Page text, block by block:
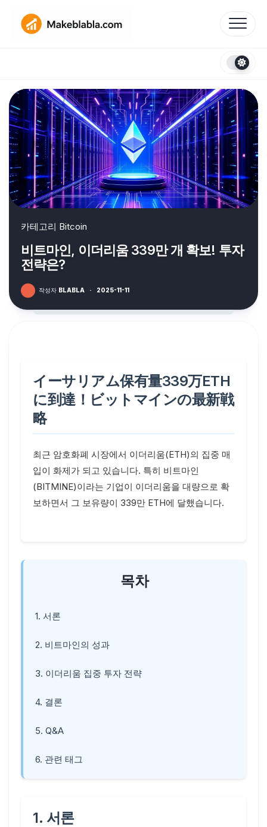
content
카테고리 Bitcoin
비트마인, 이더리움 339만 개 확보! 투자
전략은?
작성자 BLABLA · 2025-11-11
イーサリアム保有量339万ETH
に到達！ビットマインの最新戦
略
최근 암호화폐 시장에서 이더리움(ETH)의 집중 매
입이 화제가 되고 있습니다. 특히 비트마인
(BITMINE)이라는 기업이 이더리움을 대량으로 확
보하면서 그 보유량이 339만 ETH에 달했습니다.
목차
1. 서론
2. 비트마인의 성과
3. 이더리움 집중 투자 전략
4. 결론
5. Q&A
6. 관련 태그
1. 서론